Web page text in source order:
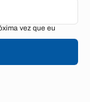
vez que eu